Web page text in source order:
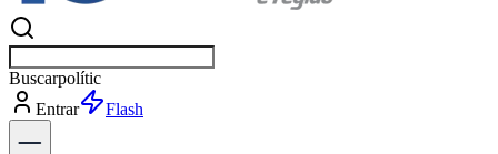
Buscarnotícia
Entrar
Explorar